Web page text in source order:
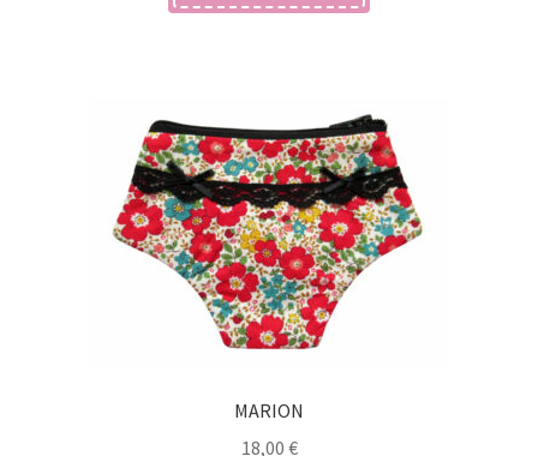
MARION
18,00 €